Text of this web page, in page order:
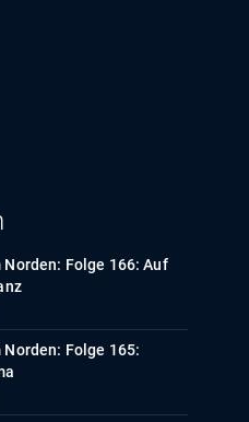
Norden: Folge 166: Auf
Norden: Folge 165: